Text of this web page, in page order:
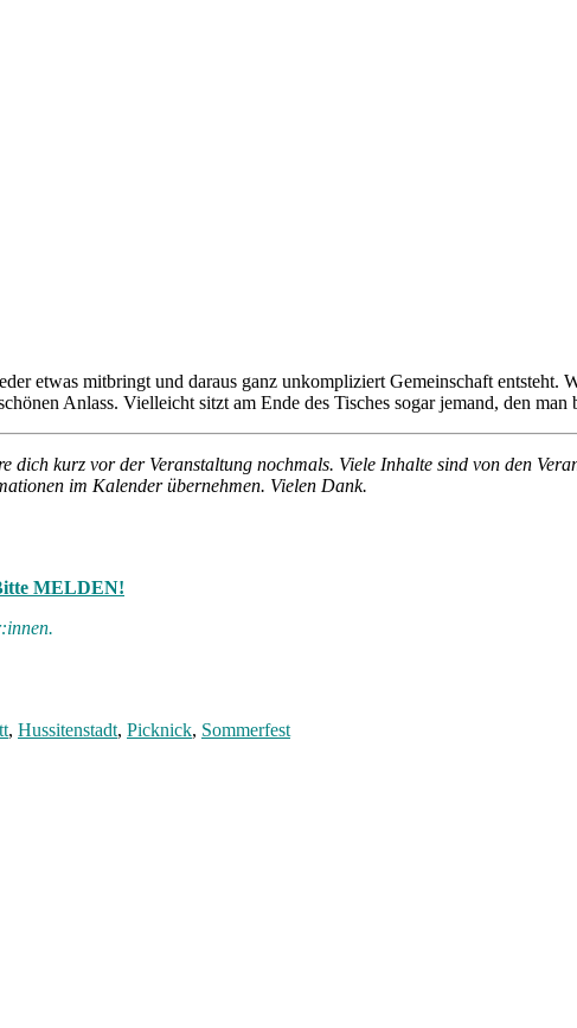
etwas mitbringt und daraus ganz unkompliziert Gemeinschaft entsteht.
Anlass. Vielleicht sitzt am Ende des Tisches sogar jemand, den man
dich kurz vor der Veranstaltung nochmals. Viele Inhalte sind von den
im Kalender übernehmen. Vielen Dank.
MELDEN!
, Hussitenstadt, Picknick, Sommerfest